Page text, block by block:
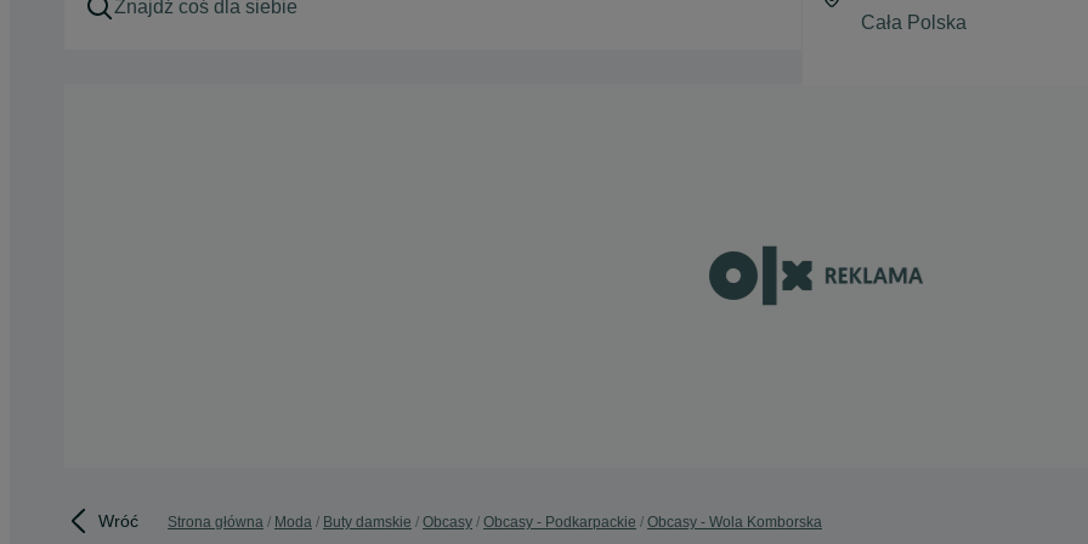
Wróć Strona główna Moda Buty damskie Obcasy Obcasy - Podkarpackie Obcasy - Wola Komborska